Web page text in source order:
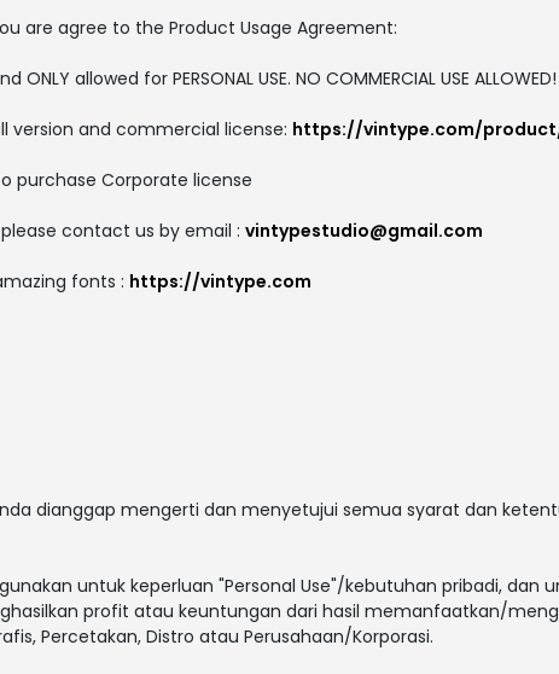
are agree to the Product Usage Agreement:
ONLY allowed for PERSONAL USE. NO COMMERCIAL USE ALLOWED!
version and commercial license: https://vintype.com/
purchase Corporate license
contact us by email : vintypestudio@gmail.com
fonts : https://vintype.com
dianggap mengerti dan menyetujui semua syarat dan
untuk keperluan "Personal Use"/kebutuhan pribadi, dan
profit atau keuntungan dari hasil memanfaatkan/
Percetakan, Distro atau Perusahaan/Korporasi.